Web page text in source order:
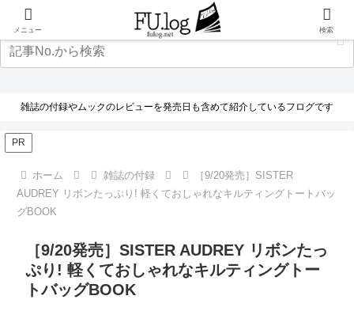
雑誌の付録やムックのレビューを発売日も含めて紹介しているフログです
PR
ホーム 雑誌の付録
［9/20発売］SISTER
AUDREY リボンたっぷり! 軽くておしゃれなキルティングトートバッ
グBOOK
［9/20発売］SISTER AUDREY リボンたっ
ぷり! 軽くておしゃれなキルティングトー
トバッグBOOK
メニュー 検索